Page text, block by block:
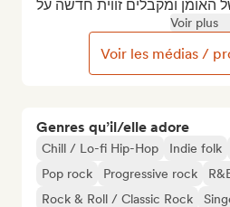
Genres qu’il/elle adore
Chill / Lo-fi Hip-Hop Indie folk
Pop rock
Progressive rock
Rock & Roll / Classic Rock
Voir plus
Voir les médias /